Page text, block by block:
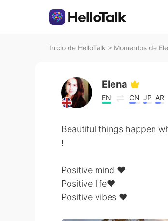
Inicio de HelloTalk > Momentos de
Elena
EN CN JP AR
Beautiful things happen
!
Positive mind ❤️
Positive life❤️
Positive vibes ❤️